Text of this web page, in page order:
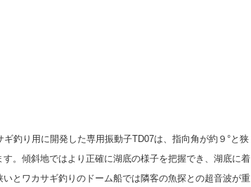
ギ釣り用に開発した専用振動子TD07は、指向角が約９°と狭
。傾斜地ではより正確に湖底の様子を把握でき、湖底に着
とワカサギ釣りのドーム船では隣客の魚探との超音波が重